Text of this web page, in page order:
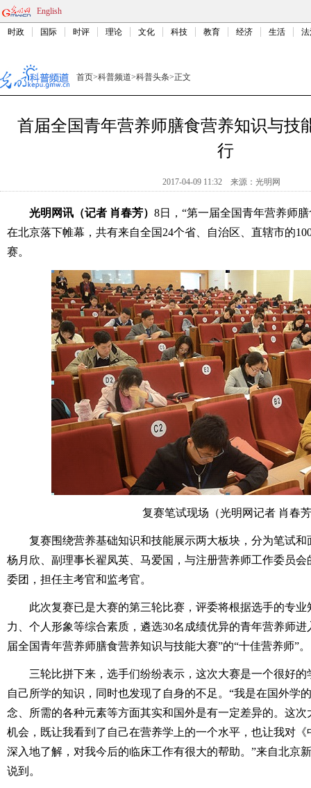
English
时政 国际 时评 理论 文化 科技 教育 经济 生活
首页>科普频道>科普头条>正文
首届全国青年营养师膳食营养知识与技
行
2017-04-09 11:32 来源： 光明网
光明网讯（记者 肖春芳） 8日，“第一届全国青年营养师
在北京落下帷幕，共有来自全国24个省、自治区、直辖市的
赛。
复赛笔试现场（光明网记者 肖春
复赛围绕营养基础知识和技能展示两大板块，分为笔试和
杨月欣、副理事长翟凤英、马爱国，与注册营养师工作委员会
委团，担任主考官和监考官。
此次复赛已是大赛的第三轮比赛，评委将根据选手的专业
力、个人形象等综合素质，遴选30名成绩优异的青年营养师
届全国青年营养师膳食营养知识与技能大赛”的“十佳营养师”。
三轮比拼下来，选手们纷纷表示，这次大赛是一个很好的
自己所学的知识，同时也发现了自身的不足。“我是在国外学
念、所需的各种元素等方面其实和国外是有一定差异的。这
机会，既让我看到了自己在营养学上的一个水平，也让我对
深入地了解，对我今后的临床工作有很大的帮助。”来自北京
说到。